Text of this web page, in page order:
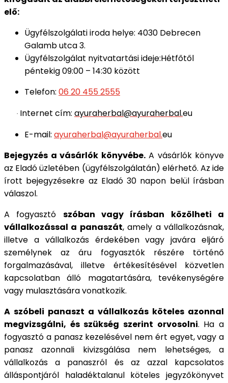
elő:
Ügyfélszolgálati iroda helye: 4030 Debrecen
Galamb utca 3.
Ügyfélszolgálat nyitvatartási ideje:Hétfőtől
péntekig 09:00 – 14:30 között
Telefon: 06 20 455 2555
· Internet cím: ayuraherbal@ayuraherbal.eu
E-mail: ayuraherbal@ayuraherbal.eu
Bejegyzés a vásárlók könyvébe.A vásárlók könyve
az Eladó üzletében (ügyfélszolgálatán) elérhető. Az ide
írott bejegyzésekre az Eladó 30 napon belül írásban
válaszol.
A fogyasztó szóban vagy írásban közölheti a
vállalkozással a panaszát, amely a vállalkozásnak,
illetve a vállalkozás érdekében vagy javára eljáró
személynek az áru fogyasztók részére történő
forgalmazásával, illetve értékesítésével közvetlen
kapcsolatban álló magatartására, tevékenységére
vagy mulasztására vonatkozik.
A szóbeli panaszt a vállalkozás köteles azonnal
megvizsgálni, és szükség szerint orvosolni. Ha a
fogyasztó a panasz kezelésével nem ért egyet, vagy a
panasz azonnali kivizsgálása nem lehetséges, a
vállalkozás a panaszról és az azzal kapcsolatos
álláspontjáról haladéktalanul köteles jegyzőkönyvet